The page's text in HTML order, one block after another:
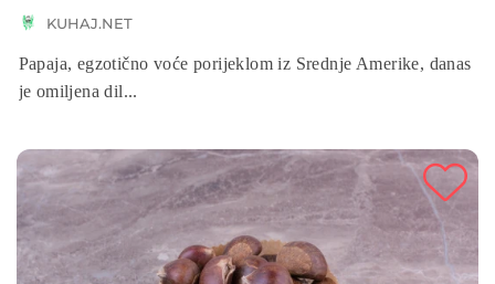
KUHAJ.NET
Papaja, egzotično voće porijeklom iz Srednje Amerike, danas
je omiljena dil...